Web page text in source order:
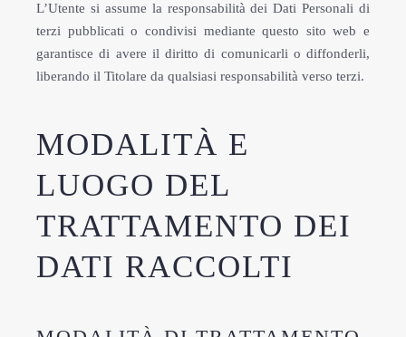
L’Utente si assume la responsabilità dei Dati Personali di
terzi pubblicati o condivisi mediante questo sito web e
garantisce di avere il diritto di comunicarli o diffonderli,
liberando il Titolare da qualsiasi responsabilità verso terzi.
MODALITÀ E
LUOGO DEL
TRATTAMENTO DEI
DATI RACCOLTI